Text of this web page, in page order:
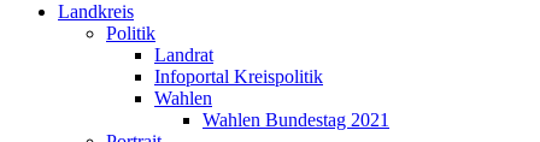
Landkreis
Politik
Landrat
Infoportal Kreispolitik
Wahlen
Wahlen Bundestag 2021